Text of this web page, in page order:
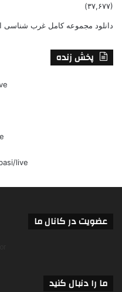
(۳۷,۶۷۷)
دانلود مجموعه کامل غرب شناسی
پخش زنده
live
عضویت در کانال ما
ما را دنبال کنید